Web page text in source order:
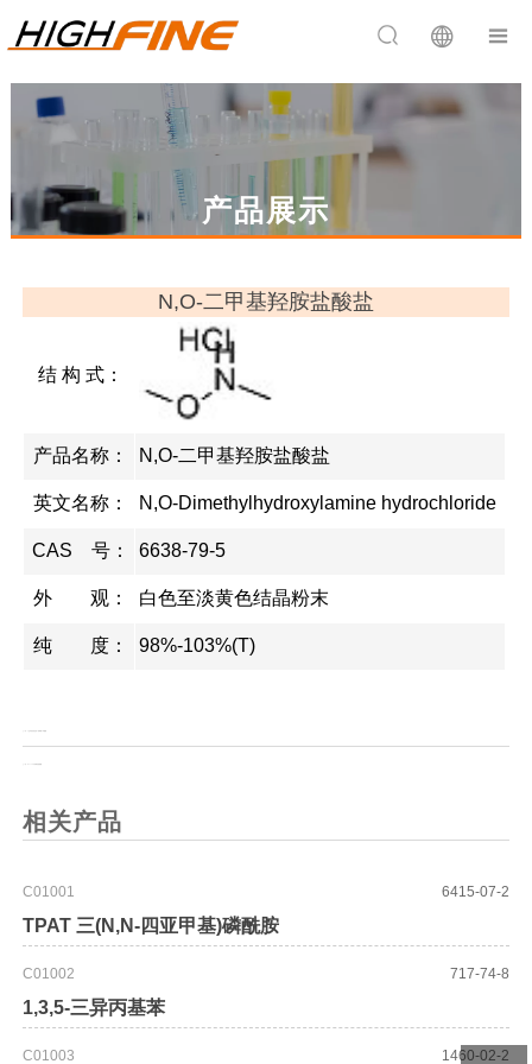
 
产品展示
N,O-二甲基羟胺盐酸盐
结 构 式：
产品名称： N,O-二甲基羟胺盐酸盐
英文名称： N,O-Dimethylhydroxylamine hydrochloride
CAS 号： 6638-79-5
外 观： 白色至淡黄色结晶粉末
纯 度： 98%-103%(T)
相关产品
C01001
TPAT 三(N,N-四亚甲基)磷酰胺
6415-07-2
C01002
1,3,5-三异丙基苯
717-74-8
C01003 1460-02-2